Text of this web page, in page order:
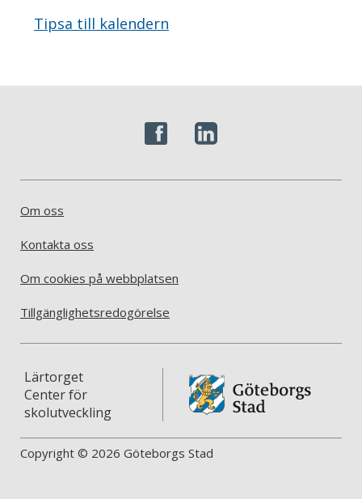
Tipsa till kalendern
Om oss
Kontakta oss
Om cookies på webbplatsen
Tillgänglighetsredogörelse
Lärtorget
Center för
skolutveckling
Copyright © 2026 Göteborgs Stad